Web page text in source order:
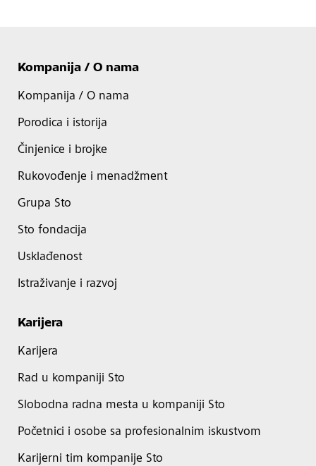
Kompanija / O nama
Kompanija / O nama
Porodica i istorija
Činjenice i brojke
Rukovođenje i menadžment
Grupa Sto
Sto fondacija
Usklađenost
Istraživanje i razvoj
Karijera
Karijera
Rad u kompaniji Sto
Slobodna radna mesta u kompaniji Sto
Početnici i osobe sa profesionalnim iskustvom
Karijerni tim kompanije Sto